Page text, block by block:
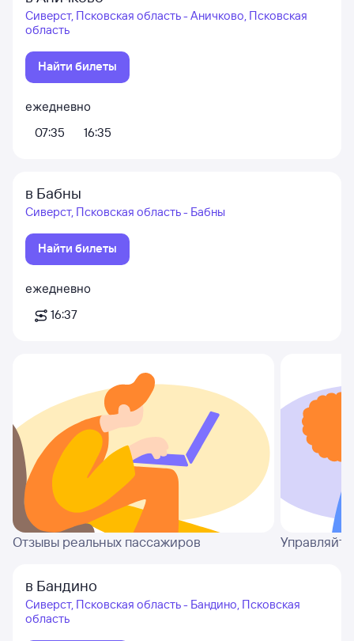
Сиверст, Псковская область - Аничково, Псковская
область
Найти билеты
ежедневно
07:35
16:35
в Бабны
Сиверст, Псковская область - Бабны
Найти билеты
ежедневно
16:37
Отзывы реальных пассажиров
в Бандино
Сиверст, Псковская область - Бандино, Псковская
область